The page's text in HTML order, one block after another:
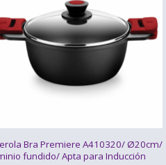
Bra Premiere A410320/ Ø20cm/
fundido/ Apta para Inducción